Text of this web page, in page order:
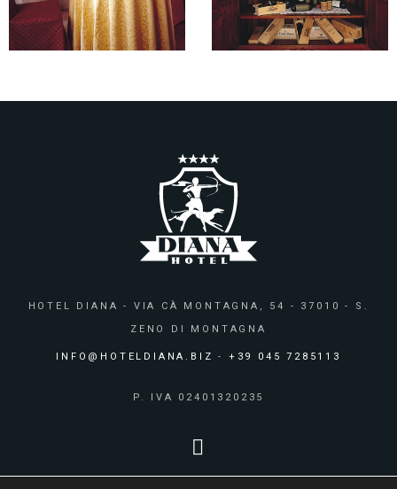
HOTEL DIANA - VIA CÀ MONTAGNA, 54 - 37010 - S.
ZENO DI MONTAGNA
INFO@HOTELDIANA.BIZ - +39 045 7285113
P. IVA 02401320235